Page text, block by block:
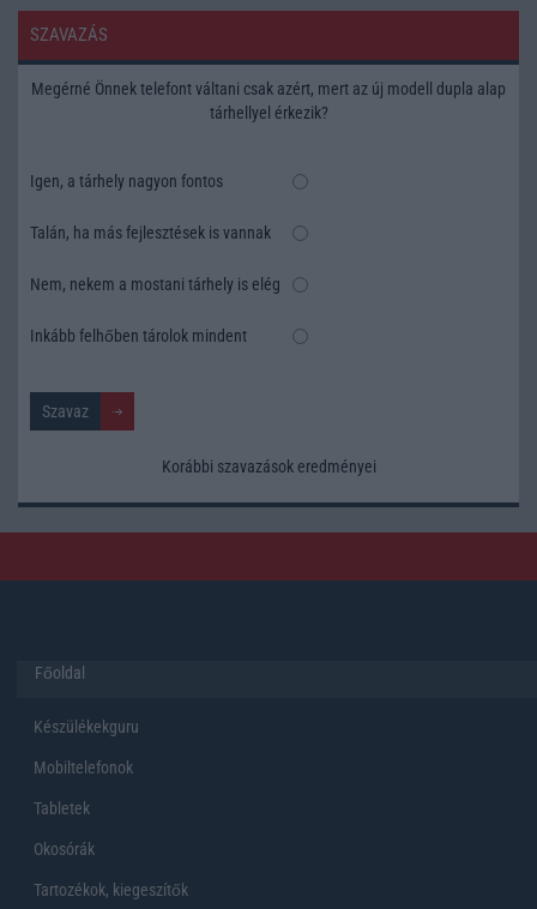
SZAVAZÁS
Megérné Önnek telefont váltani csak azért, mert az új modell dupla alap
tárhellyel érkezik?
Igen, a tárhely nagyon fontos
Talán, ha más fejlesztések is vannak
Nem, nekem a mostani tárhely is elég
Inkább felhőben tárolok mindent
Korábbi szavazások eredményei
Főoldal
Készülékekguru
Mobiltelefonok
Tabletek
Okosórák
Tartozékok, kiegeszítők